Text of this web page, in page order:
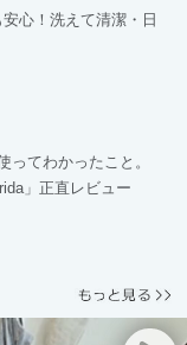
心！洗えて清潔・日
ってわかったこと。
」正直レビュー